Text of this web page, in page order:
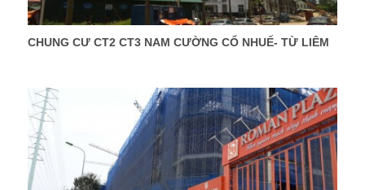
CHUNG CƯ CT2 CT3 NAM CƯỜNG CỔ NHUẾ- TỪ LIÊM